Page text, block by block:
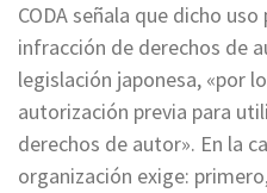
CODA señala que dicho
infracción de derechos de
legislación japonesa, «por
autorización previa para
derechos de autor». En la
organización exige: